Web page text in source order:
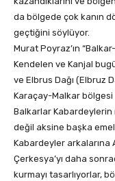
da bölgede çok kanın
geçtiğini söylüyor.
Murat Poyraz’ın
Kendelen ve Kanjal
ve Elbrus Dağı (Elbruz
Karaçay-Malkar bölgesi
Balkarlar Kabardeylerin
değil aksine başka
Kabardeyler arkalarına
Çerkesya’yı daha
kurmayı tasarlıyorlar,